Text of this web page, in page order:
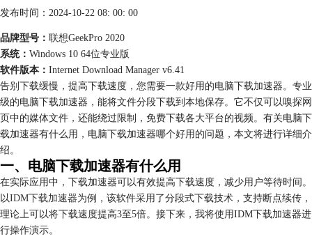
购买
发布时间：2024-10-22 08: 00: 00
品牌型号： 联想GeekPro 2020
系统： Windows 10 64位专业版
软件版本： Internet Download Manager v6.41
告别下载缓慢，提高下载速度，您需要一款好用的电脑下载加速器。专业
级的电脑下载加速器，能将文件分段下载到本地保存。它不仅可以嗅探网
页中的媒体文件，还能绕过限制，免费下载各大平台的视频。有关电脑下
载加速器有什么用，电脑下载加速器哪个好用的问题，本文将进行详细介
绍。
一、电脑下载加速器有什么用
在实际应用中，下载加速器可以有效提高下载速度，减少用户等待时间。
以IDM下载加速器为例，该软件采用了分段式下载技术，支持断点续传，
理论上可以将下载速度提高3至5倍。接下来，我将使用IDM下载加速器进
行操作演示。